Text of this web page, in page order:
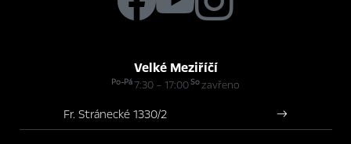
Velké Meziříčí
Po-Pá7:30 – 17:00Sozavřeno
Fr. Stránecké 1330/2